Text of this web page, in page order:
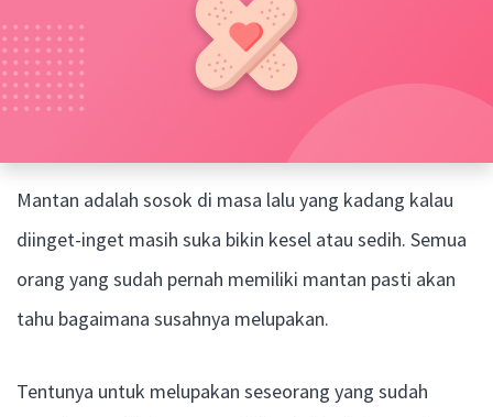
Mantan adalah sosok di masa lalu yang kadang kalau
diinget-inget masih suka bikin kesel atau sedih. Semua
orang yang sudah pernah memiliki mantan pasti akan
tahu bagaimana susahnya melupakan.
Tentunya untuk melupakan seseorang yang sudah